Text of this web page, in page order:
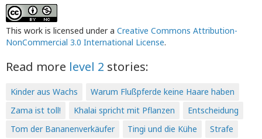
This work is licensed under a Creative Commons Attribution-
NonCommercial 3.0 International License.
Read more level 2 stories:
Kinder aus Wachs
Warum Flußpferde keine Haare haben
Zama ist toll!
Khalai spricht mit Pflanzen
Entscheidung
Tom der Bananenverkäufer
Tingi und die Kühe
Strafe